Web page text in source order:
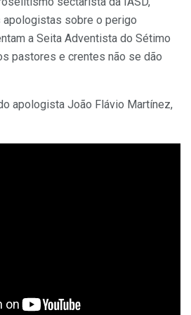
sobre o perigo
a Seita Adventista do Sétimo
pastores e crentes não se dão
apologista João Flávio Martínez,